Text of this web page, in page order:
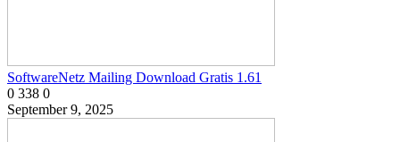
SoftwareNetz Mailing Download Gratis 1.61
0 338 0
September 9, 2025